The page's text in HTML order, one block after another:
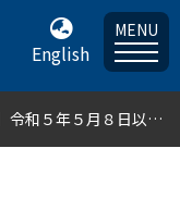
English
MENU
型コロナウイルス感染症に関する対応について(予告)